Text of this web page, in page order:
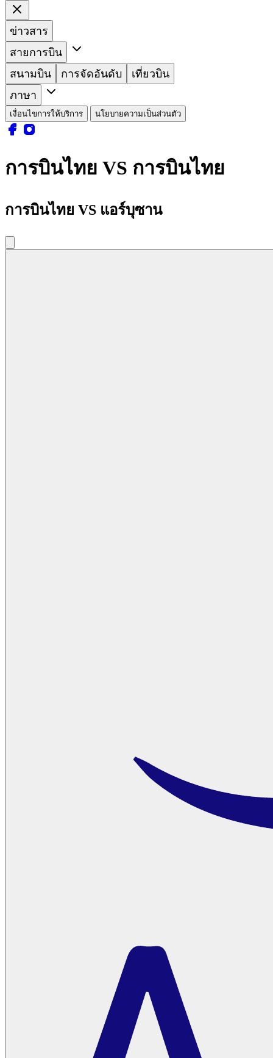
ข่าวสาร
สายการบิน
สนามบิน
การจัดอันดับ
เที่ยวบิน
ภาษา
เงื่อนไขการให้บริการ นโยบายความเป็นส่วนตัว
การบินไทย VS การบินไทย
การบินไทย VS แอร์บุซาน